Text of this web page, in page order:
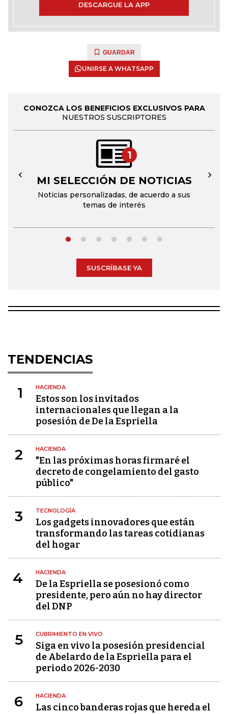
DESCARGUE LA APP
GUARDAR
UNIRSE A WHATSAPP
CONOZCA LOS BENEFICIOS EXCLUSIVOS PARA
NUESTROS SUSCRIPTORES
1
MI SELECCIÓN DE NOTICIAS
Noticias personalizadas, de acuerdo a sus
temas de interés
← →
SUSCRÍBASE YA
TENDENCIAS
1 HACIENDA
Estos son los invitados
internacionales que llegan a la
posesión de De la Espriella
2 HACIENDA
"En las próximas horas firmaré el
decreto de congelamiento del gasto
público"
3 TECNOLOGÍA
Los gadgets innovadores que están
transformando las tareas cotidianas
del hogar
4 HACIENDA
De la Espriella se posesionó como
presidente, pero aún no hay director
del DNP
5 CUBRIMIENTO EN VIVO
Siga en vivo la posesión presidencial
de Abelardo de la Espriella para el
periodo 2026-2030
6 HACIENDA
Las cinco banderas rojas que hereda el